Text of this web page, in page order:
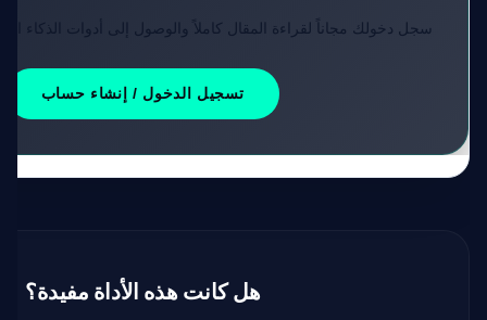
سجل دخولك مجاناً لقراءة المقال كاملاً والوصول إلى أدوات الذكاء
تسجيل الدخول / إنشاء حساب
هل كانت هذه الأداة مفيدة؟